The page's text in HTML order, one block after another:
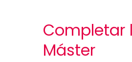
Completar
Máster